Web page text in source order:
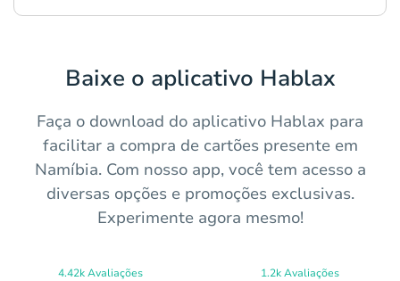
Baixe o aplicativo Hablax
Faça o download do aplicativo Hablax para
facilitar a compra de cartões presente em
Namíbia. Com nosso app, você tem acesso a
diversas opções e promoções exclusivas.
Experimente agora mesmo!
4.42k Avaliações 1.2k Avaliações